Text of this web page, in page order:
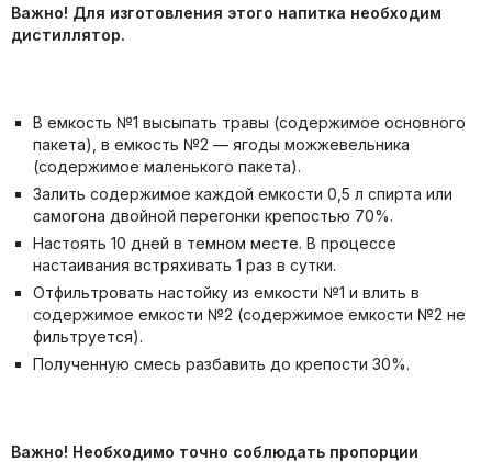
Важно! Для изготовления этого напитка необходим
дистиллятор.
В емкость №1 высыпать травы (содержимое основного
пакета), в емкость №2 — ягоды можжевельника
(содержимое маленького пакета).
Залить содержимое каждой емкости 0,5 л спирта или
самогона двойной перегонки крепостью 70%.
Настоять 10 дней в темном месте. В процессе
настаивания встряхивать 1 раз в сутки.
Отфильтровать настойку из емкости №1 и влить в
содержимое емкости №2 (содержимое емкости №2 не
фильтруется).
Полученную смесь разбавить до крепости 30%.
Важно! Необходимо точно соблюдать пропорции